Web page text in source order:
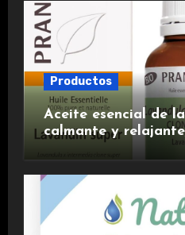
Productos
Aceite esencial de
calmante y